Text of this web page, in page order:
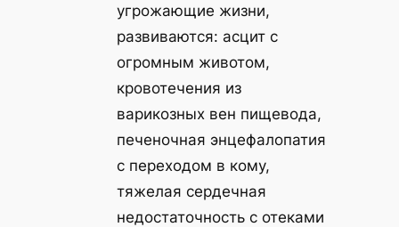
угрожающие жизни,
развиваются: асцит с
огромным животом,
кровотечения из
варикозных вен пищевода,
печеночная энцефалопатия
с переходом в кому,
тяжелая сердечная
недостаточность с отеками